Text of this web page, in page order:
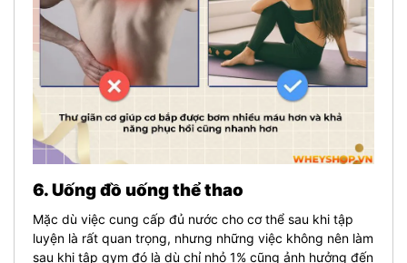
6. Uống đồ uống thể thao
Mặc dù việc cung cấp đủ nước cho cơ thể sau khi tập
luyện là rất quan trọng, nhưng những việc không nên làm
sau khi tập gym đó là dù chỉ nhỏ 1% cũng ảnh hưởng đến